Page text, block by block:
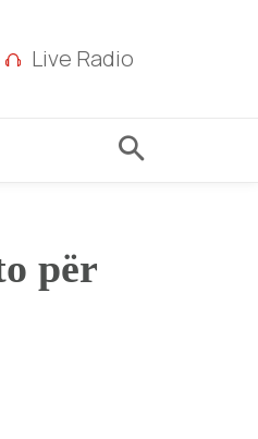
Live Radio
për